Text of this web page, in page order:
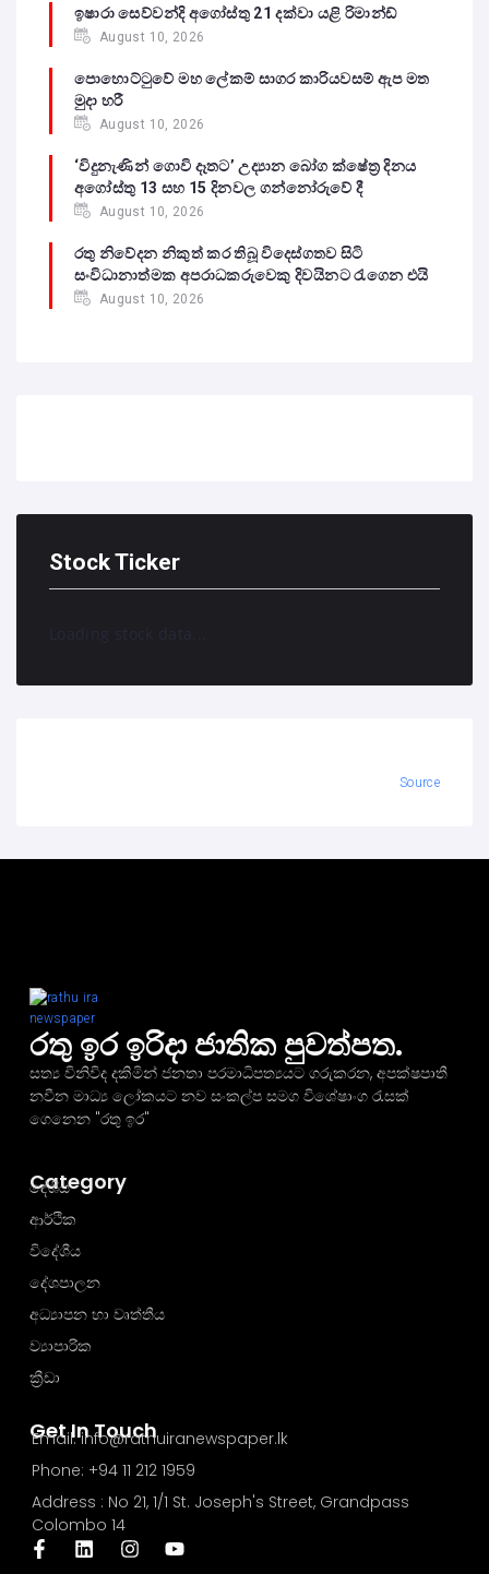
ඉෂාරා සෙව්වන්දි අගෝස්තු 21 දක්වා යළි රිමාන්ඩ්
August 10, 2026
පොහොට්ටුවේ මහ ලේකම් සාගර කාරියවසම් ඇප මත
මුදා හරී
August 10, 2026
‘විදුනැණින් ගොවි දෑතට’ උද්‍යාන බෝග ක්ෂේත්‍ර දිනය
අගෝස්තු 13 සහ 15 දිනවල ගන්නෝරුවේ දී
August 10, 2026
රතු නිවේදන නිකුත් කර තිබූ විදෙස්ගතව සිටි
සංවිධානාත්මක අපරාධකරුවෙකු දිවයිනට රැගෙන එයි
August 10, 2026
Stock Ticker
Loading stock data...
Source
රතු ඉර ඉරිදා ජාතික පුවත්පත.
සත්‍ය විනිවිද දකිමින් ජනතා පරමාධිපත්‍යයට ගරුකරන, අපක්ෂපාතී
නවීන මාධ්‍ය ලෝකයට නව සංකල්ප සමග විශේෂාංග රැසක්
ගෙනෙන "රතු ඉර"
Get In Touch
Email: info@rathuiranewspaper.lk
Phone: +94 11 212 1959
Address : No 21, 1/1 St. Joseph's Street, Grandpass
Colombo 14
Category
දේශීය
ආර්ථික
විදේශීය
දේශපාලන
අධ්‍යාපන හා වෘත්තීය
ව්‍යාපාරික
ක්‍රීඩා